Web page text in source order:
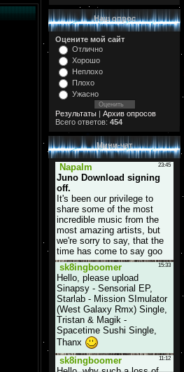
Наш опрос
Оцените мой сайт
Отлично
Хорошо
Неплохо
Плохо
Ужасно
Результаты | Архив опросов
Всего ответов: 454
Мини-чат